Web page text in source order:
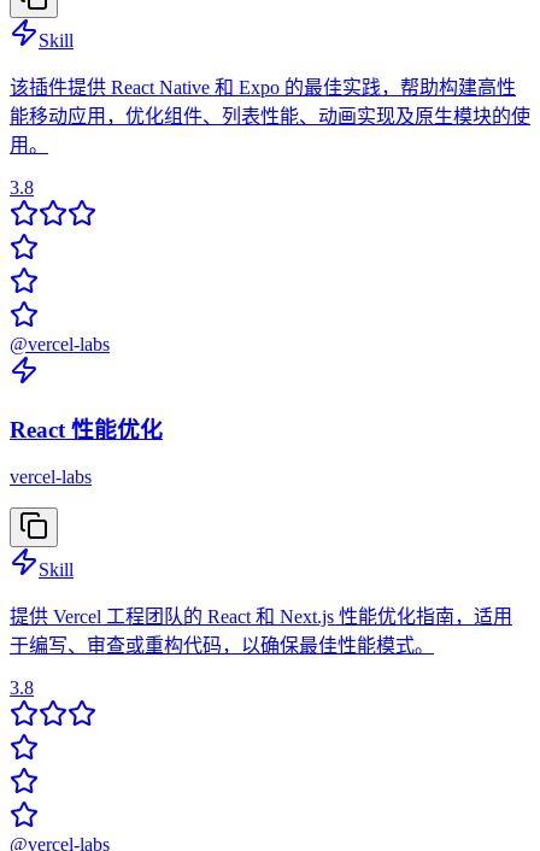
Skill
该插件提供 React Native 和 Expo 的最佳实践，帮助构建高性
能移动应用，优化组件、列表性能、动画实现及原生模块的使
用。
3.8
@vercel-labs
React 性能优化
vercel-labs
Skill
提供 Vercel 工程团队的 React 和 Next.js 性能优化指南，适用
于编写、审查或重构代码，以确保最佳性能模式。
3.8
@vercel-labs